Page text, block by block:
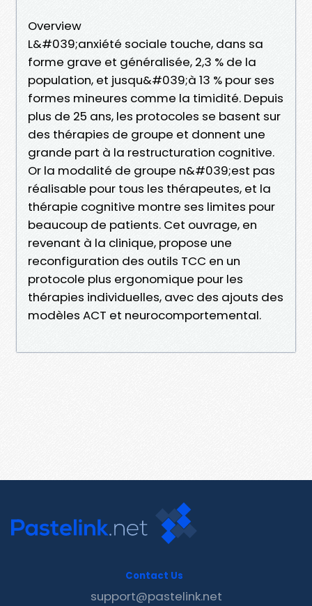
Overview
L&#039;anxiété sociale touche, dans sa
forme grave et généralisée, 2,3 % de la
population, et jusqu&#039;à 13 % pour ses
formes mineures comme la timidité. Depuis
plus de 25 ans, les protocoles se basent sur
des thérapies de groupe et donnent une
grande part à la restructuration cognitive.
Or la modalité de groupe n&#039;est pas
réalisable pour tous les thérapeutes, et la
thérapie cognitive montre ses limites pour
beaucoup de patients. Cet ouvrage, en
revenant à la clinique, propose une
reconfiguration des outils TCC en un
protocole plus ergonomique pour les
thérapies individuelles, avec des ajouts des
modèles ACT et neurocomportemental.
Contact Us
support@pastelink.net